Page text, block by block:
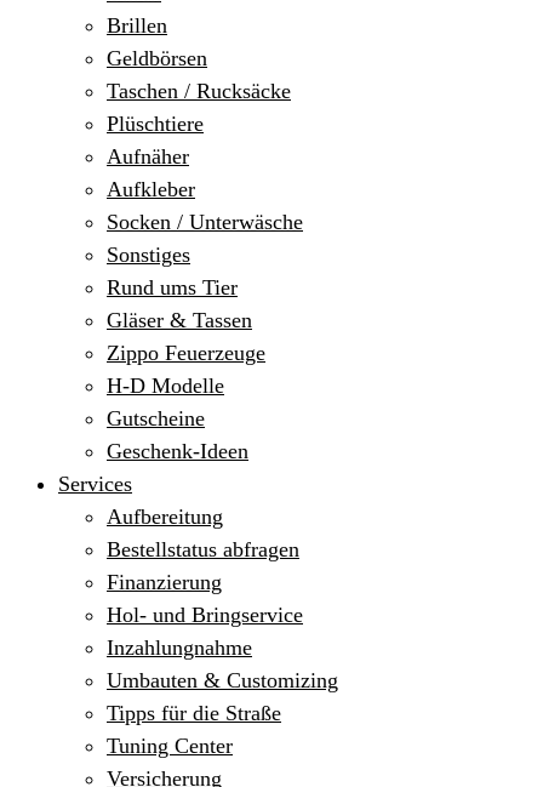
Brillen
Geldbörsen
Taschen / Rucksäcke
Plüschtiere
Aufnäher
Aufkleber
Socken / Unterwäsche
Sonstiges
Rund ums Tier
Gläser & Tassen
Zippo Feuerzeuge
H-D Modelle
Gutscheine
Geschenk-Ideen
Services
Aufbereitung
Bestellstatus abfragen
Finanzierung
Hol- und Bringservice
Inzahlungnahme
Umbauten & Customizing
Tipps für die Straße
Tuning Center
Versicherung